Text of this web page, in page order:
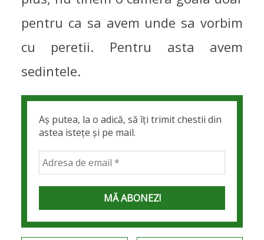
pentru ca sa avem unde sa vorbim
cu peretii. Pentru asta avem
sedintele.
Aș putea, la o adică, să îți trimit chestii din
astea istețe și pe mail.